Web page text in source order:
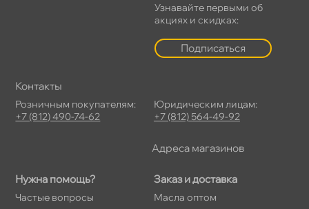
Нужна помощь?
Частые вопросы
Заказ и доставка
Масла оптом
Узнавайте первыми о
акциях и скидках:
Подписаться
Контакты
Розничным покупателям:
+7 (812) 490-74-62
Юридическим лицам:
+7 (812) 564-49-92
Адреса магазино